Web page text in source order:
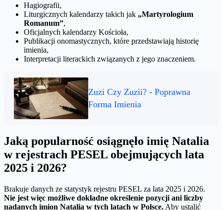
Hagiografii,
Liturgicznych kalendarzy takich jak „Martyrologium
Romanum”,
Oficjalnych kalendarzy Kościoła,
Publikacji onomastycznych, które przedstawiają historię
imienia,
Interpretacji literackich związanych z jego znaczeniem.
Zuzi Czy Zuzii? - Poprawna
Forma Imienia
Jaką popularność osiągnęło imię Natalia
w rejestrach PESEL obejmujących lata
2025 i 2026?
Brakuje danych ze statystyk rejestru PESEL za lata 2025 i 2026.
Nie jest więc możliwe dokładne określenie pozycji ani liczby
nadanych imion Natalia w tych latach w Polsce. Aby ustalić